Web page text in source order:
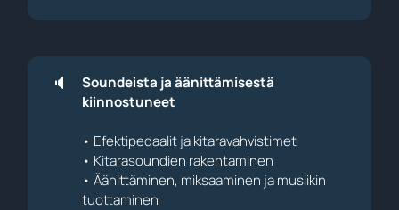
🔈
Soundeista ja äänittämisestä
kiinnostuneet
• Efektipedaalit ja kitaravahvistimet
• Kitarasoundien rakentaminen
• Äänittäminen, miksaaminen ja musiikin
tuottaminen